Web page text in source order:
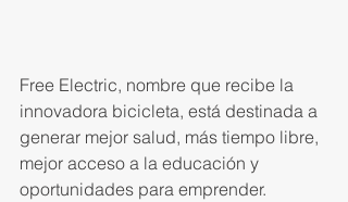
Free Electric, nombre que recibe la
innovadora bicicleta, está destinada a
generar mejor salud, más tiempo libre,
mejor acceso a la educación y
oportunidades para emprender.